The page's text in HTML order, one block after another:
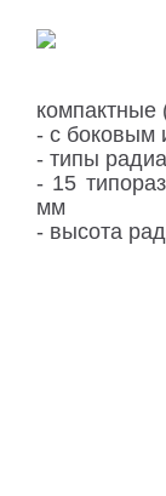
компактные
- с боковым
- типы
- 15
мм
- высота